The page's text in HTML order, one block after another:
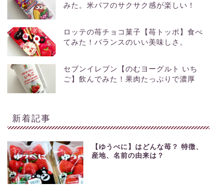
みた。米パフのサクサク感が楽しい！
ロッテの苺チョコ菓子【苺トッポ】食べ
てみた！バランスのいい美味しさ。
セブンイレブン【のむヨーグルト いち
ご】飲んでみた！果肉たっぷりで濃厚
新着記事
【ゆうべに】はどんな苺？ 特徴、
産地、名前の由来は？